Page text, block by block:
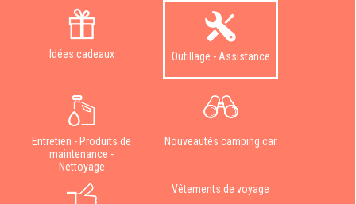
Idées cadeaux Outillage - Assistance
Entretien - Produits de
maintenance -
Nettoyage
Nouveautés camping car
Vêtements de voyage